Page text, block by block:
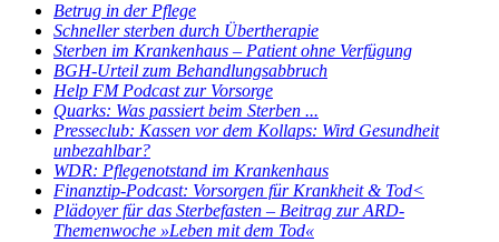
Betrug in der Pflege
Schneller sterben durch Übertherapie
Sterben im Krankenhaus – Patient ohne Verfügung
BGH-Urteil zum Behandlungsabbruch
Help FM Podcast zur Vorsorge
Quarks: Was passiert beim Sterben ...
Presseclub: Kassen vor dem Kollaps: Wird Gesundheit
unbezahlbar?
WDR: Pflegenotstand im Krankenhaus
Finanztip-Podcast: Vorsorgen für Krankheit & Tod<
Plädoyer für das Sterbefasten – Beitrag zur ARD-
Themenwoche »Leben mit dem Tod«